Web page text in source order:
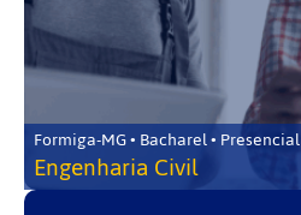
Formiga-MG • Bacharel • Presencial
Engenharia Civil